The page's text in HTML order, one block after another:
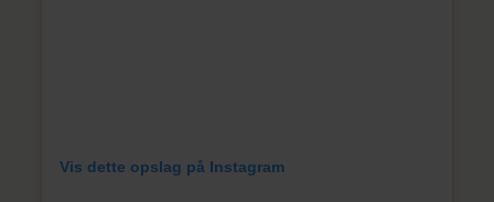
Vis dette opslag på Instagram